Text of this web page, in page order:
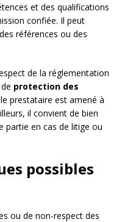
et des qualifications
confiée. Il peut
références ou des
de la réglementation
protection des
prestataire est amené à
il convient de bien
partie en cas de litige ou
possibles
ou de non-respect des